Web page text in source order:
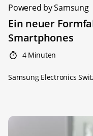
Powered by Samsung
Ein neuer
Smartphones
4 Minuten
Samsung Electronics